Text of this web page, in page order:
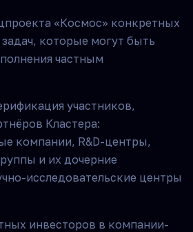
«Космос» конкретных
задач, которые могут быть
частным
участников,
Кластера:
компании, R&D-центры,
и их дочерние
исследовательские центры
инвесторов в компании-